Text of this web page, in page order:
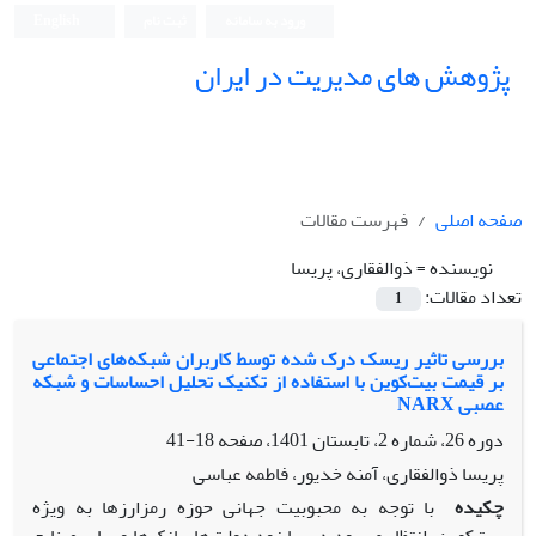
پژوهش های مدیریت در ایران
صفحه اصلی
فهرست مقالات
نویسنده =ذوالفقاری، پریسا
تعداد مقالات:
1
بررسی تاثیر ریسک درک شده توسط کاربران شبکه‌های اجتماعی
بر قیمت بیت‌کوین با استفاده از تکنیک تحلیل احساسات و شبکه
عصبی NARX
دوره 26، شماره 2، تابستان 1401، صفحه
18-41
پریسا ذوالفقاری، آمنه خدیور، فاطمه عباسی
چکیده با توجه به محبوبیت جهانی حوزه رمزارزها به ویژه